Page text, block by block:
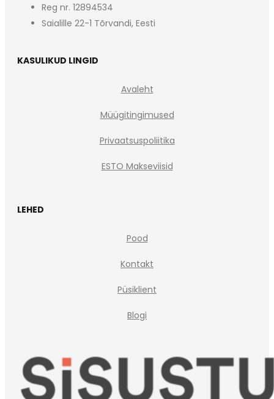
Reg nr. 12894534
Saialille 22-1 Tõrvandi, Eesti
KASULIKUD LINGID
Avaleht
Müügitingimused
Privaatsuspoliitika
ESTO Makseviisid
LEHED
Pood
Kontakt
Püsiklient
Blogi